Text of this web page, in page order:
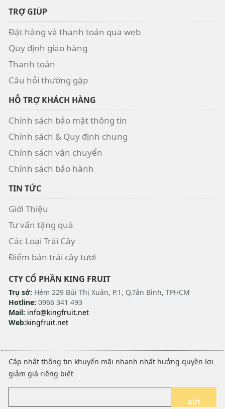
TRỢ GIÚP
Đặt hàng và thanh toán qua web
Quy định giao hàng
Thanh toán
Câu hỏi thường gặp
HỖ TRỢ KHÁCH HÀNG
Chính sách bảo mật thông tin
Chính sách & Quy định chung
Chính sách vận chuyển
Chính sách bảo hành
TIN TỨC
Giới Thiệu
Tư vấn tặng quà
Các Loại Trái Cây
Điểm bán trái cây tươi
CTY CỔ PHẦN KING FRUIT
Trụ sở: Hẻm 229 Bùi Thị Xuân, P.1, Q.Tân Bình, TPHCM
Hotline: 0966 341 493
Mail: info@kingfruit.net
Web:kingfruit.net
Cập nhật thông tin khuyến mãi nhanh nhất hưởng quyền lợi
giảm giá riêng biệt
GỬI